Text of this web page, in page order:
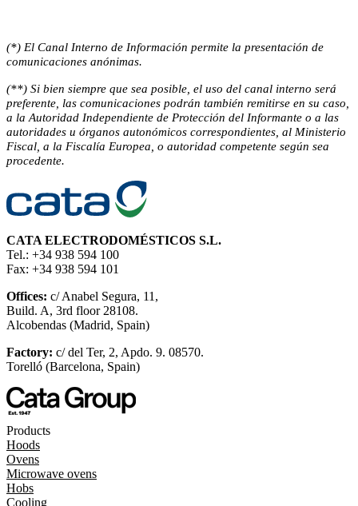
(*) El Canal Interno de Información permite la presentación de
comunicaciones anónimas.
(**) Si bien siempre que sea posible, el uso del canal interno será
preferente, las comunicaciones podrán también remitirse en su caso,
a la Autoridad Independiente de Protección del Informante o a las
autoridades u órganos autonómicos correspondientes, al Ministerio
Fiscal, a la Fiscalía Europea, o autoridad competente según sea
procedente.
CATA ELECTRODOMÉSTICOS S.L.
Tel.: +34 938 594 100
Fax: +34 938 594 101
Offices: c/ Anabel Segura, 11,
Build. A, 3rd floor 28108.
Alcobendas (Madrid, Spain)
Factory: c/ del Ter, 2, Apdo. 9. 08570.
Torelló (Barcelona, Spain)
Products
Hoods
Ovens
Microwave ovens
Hobs
Cooling